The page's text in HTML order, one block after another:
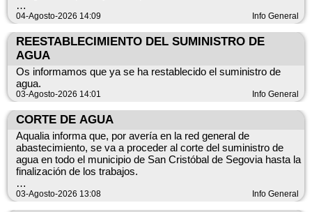
Iniciamos nueva actividad: Proyecto de Costura, una actividad
compartiendo tiempo en un ambiente cercano.
04-Agosto-2026 14:09 Info General
REESTABLECIMIENTO DEL SUMINISTRO DE
AGUA
Os informamos que ya se ha restablecido el suministro de
agua.
03-Agosto-2026 14:01 Info General
CORTE DE AGUA
Aqualia informa que, por avería en la red general de
abastecimiento, se va a proceder al corte del suministro de
agua en todo el municipio de San Cristóbal de Segovia hasta la
finalización de los trabajos.
Disculpen las molestias
03-Agosto-2026 13:08 Info General